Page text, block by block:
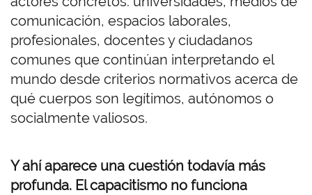
comunicación, espacios laborales,
profesionales, docentes y ciudadanos
comunes que continúan interpretando el
mundo desde criterios normativos acerca de
qué cuerpos son legítimos, autónomos o
socialmente valiosos.
Y ahí aparece una cuestión todavía más
profunda. El capacitismo no funciona